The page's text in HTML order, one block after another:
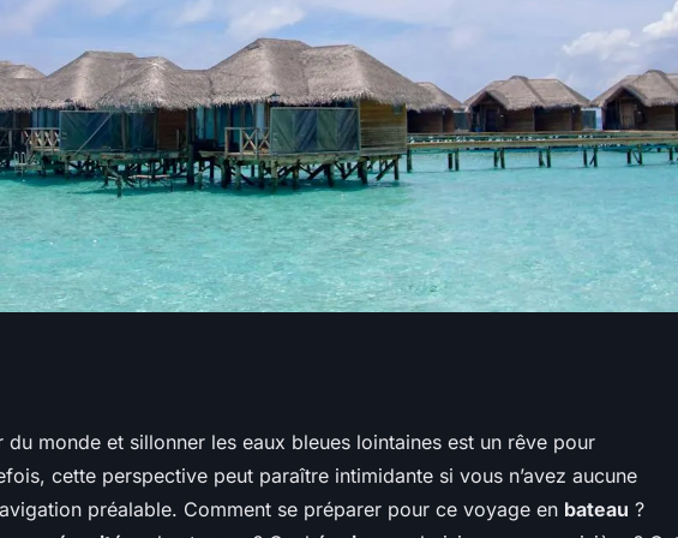
conseils pour
mer sans
du monde et sillonner les eaux bleues lointaines est un rêve pour
cette perspective peut paraître intimidante si vous n’avez aucune
préalable. Comment se préparer pour ce voyage en bateau ?